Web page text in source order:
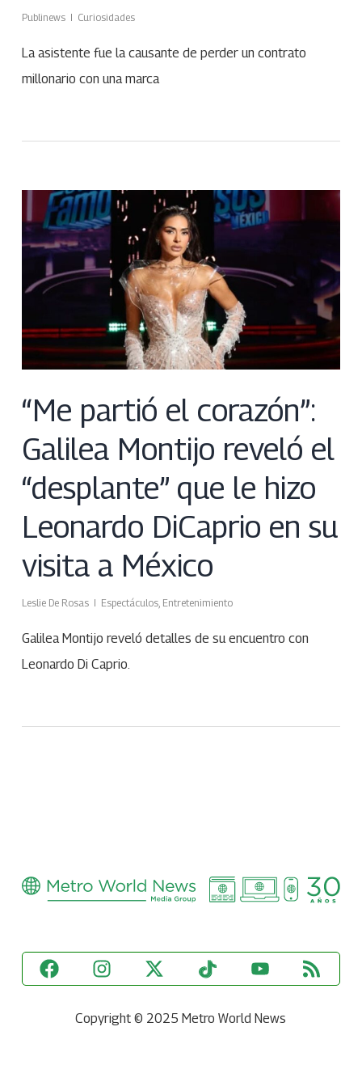
Publinews Curiosidades
La asistente fue la causante de perder un contrato
millonario con una marca
“Me partió el corazón”:
Galilea Montijo reveló el
“desplante” que le hizo
Leonardo DiCaprio en su
visita a México
Leslie De Rosas Espectáculos, Entretenimiento
Galilea Montijo reveló detalles de su encuentro con
Leonardo Di Caprio.
Copyright © 2025 Metro World News